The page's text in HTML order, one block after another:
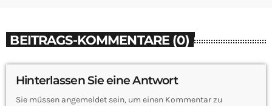
BEITRAGS-KOMMENTARE (0)
Hinterlassen Sie eine Antwort
Sie müssen angemeldet sein, um einen Kommentar zu